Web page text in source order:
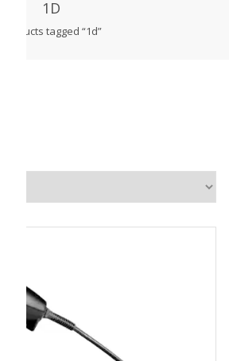
1D
products tagged “1d”